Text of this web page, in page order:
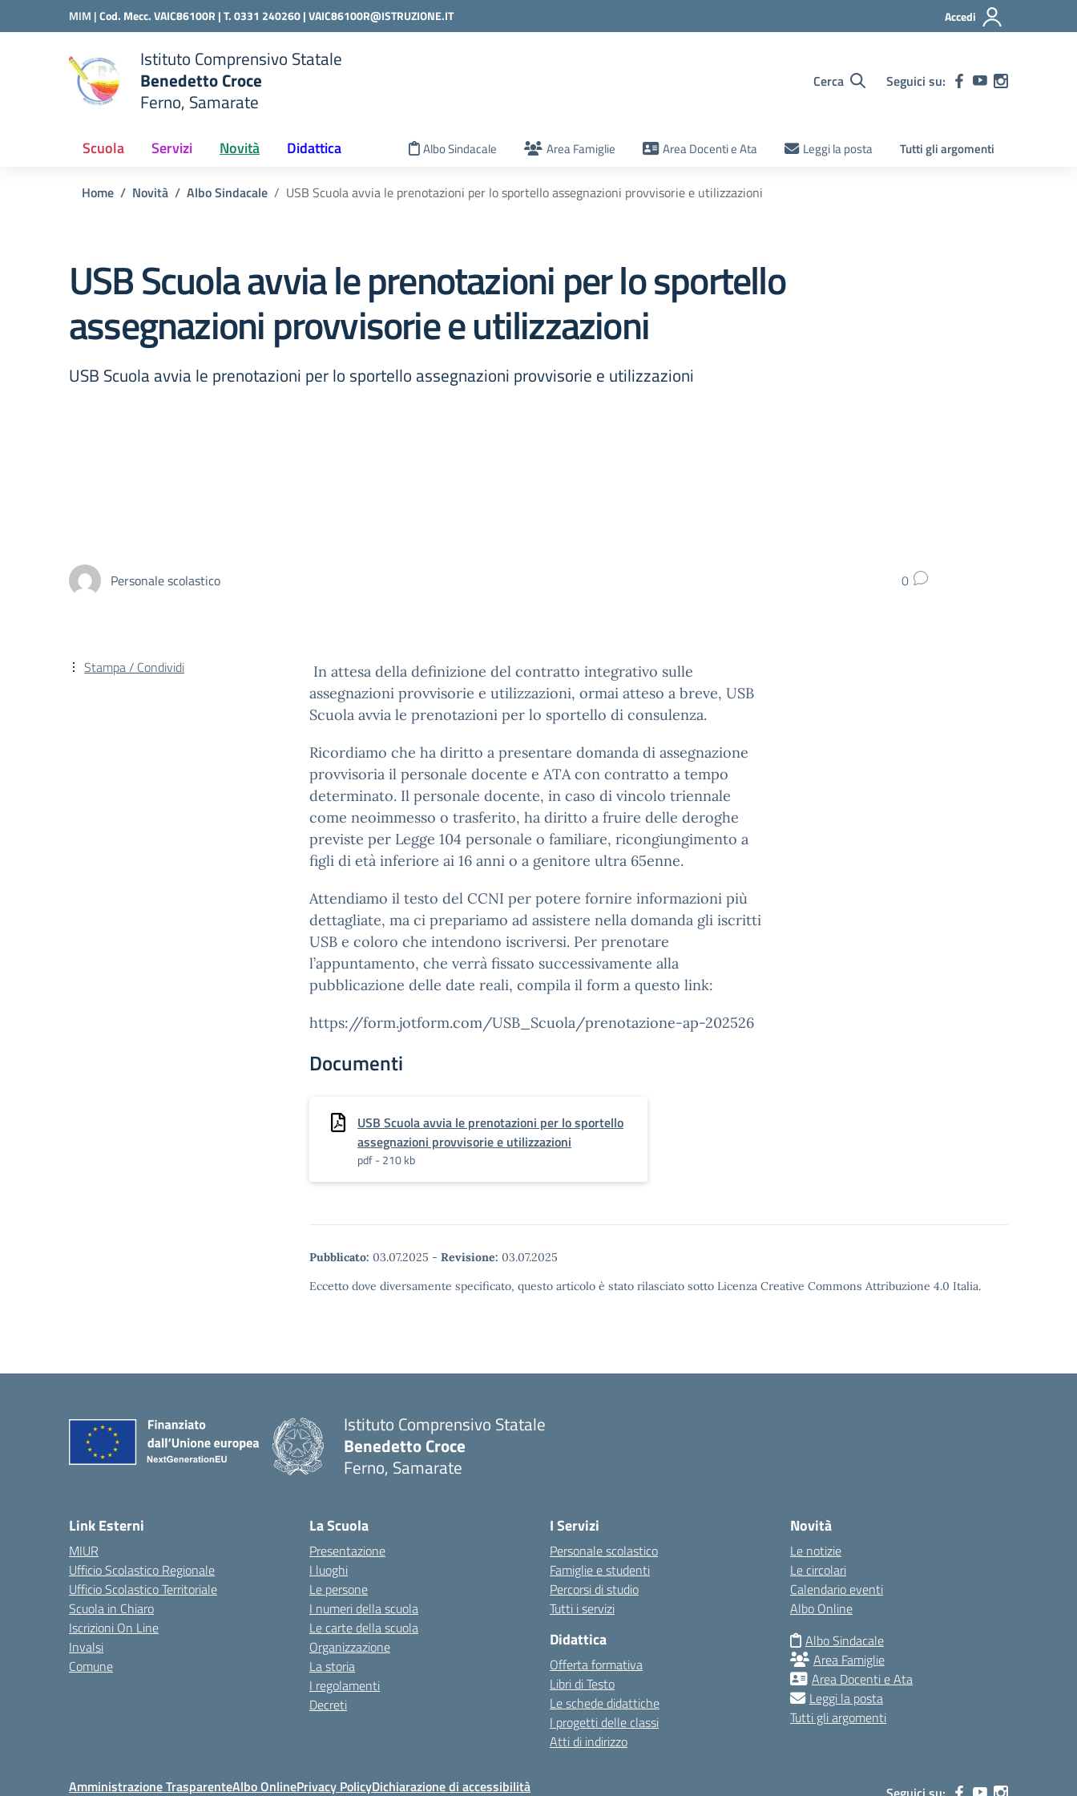
Vai ai contenuti
Vai al menu di navigazione
MIM |Cod. Mecc. VAIC86100R | T. 0331 240260 |VAIC86100R@ISTRUZIONE.IT Accedi
scuola
Istituto Comprensivo Statale
Benedetto Croce
Ferno, Samarate
Cerca Seguici su:
Scuola Servizi Novità Didattica Albo Sindacale Area Famiglie Area Docenti e Ata Leggi la posta Tutti gli argomenti
Home Novità Albo Sindacale USB Scuola avvia le prenotazioni per lo sportello assegnazioni provvisorie e utilizzazioni
USB Scuola avvia le prenotazioni per lo sportello
assegnazioni provvisorie e utilizzazioni
USB Scuola avvia le prenotazioni per lo sportello assegnazioni provvisorie e utilizzazioni
Personale scolastico 0
In attesa della definizione del contratto integrativo sulle
assegnazioni provvisorie e utilizzazioni, ormai atteso a breve, USB
Scuola avvia le prenotazioni per lo sportello di consulenza.
Ricordiamo che ha diritto a presentare domanda di assegnazione
provvisoria il personale docente e ATA con contratto a tempo
determinato. Il personale docente, in caso di vincolo triennale
come neoimmesso o trasferito, ha diritto a fruire delle deroghe
previste per Legge 104 personale o familiare, ricongiungimento a
figli di età inferiore ai 16 anni o a genitore ultra 65enne.
Attendiamo il testo del CCNI per potere fornire informazioni più
dettagliate, ma ci prepariamo ad assistere nella domanda gli iscritti
USB e coloro che intendono iscriversi. Per prenotare
l’appuntamento, che verrà fissato successivamente alla
pubblicazione delle date reali, compila il form a questo link:
https://form.jotform.com/USB_Scuola/prenotazione-ap-202526
Documenti
USB Scuola avvia le prenotazioni per lo sportello
assegnazioni provvisorie e utilizzazioni
pdf - 210 kb
Pubblicato: 03.07.2025 - Revisione: 03.07.2025
Eccetto dove diversamente specificato, questo articolo è stato rilasciato sotto Licenza Creative Commons Attribuzione 4.0 Italia.
Stampa / Condividi
Istituto Comprensivo Statale
Benedetto Croce
Ferno, Samarate
Link Esterni
MIUR
Ufficio Scolastico Regionale
Ufficio Scolastico Territoriale
Scuola in Chiaro
Iscrizioni On Line
Invalsi
Comune
La Scuola
Presentazione
I luoghi
Le persone
I numeri della scuola
Le carte della scuola
Organizzazione
La storia
I regolamenti
Decreti
I Servizi
Personale scolastico
Famiglie e studenti
Percorsi di studio
Tutti i servizi
Didattica
Offerta formativa
Libri di Testo
Le schede didattiche
I progetti delle classi
Atti di indirizzo
Novità
Le notizie
Le circolari
Calendario eventi
Albo Online
Albo Sindacale
Area Famiglie
Area Docenti e Ata
Leggi la posta
Tutti gli argomenti
Amministrazione TrasparenteAlbo OnlinePrivacy PolicyDichiarazione di accessibilità